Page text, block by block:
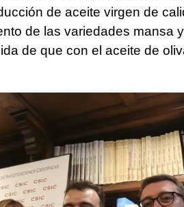
de aceite virgen de
de las variedades mansa
de que con el aceite de